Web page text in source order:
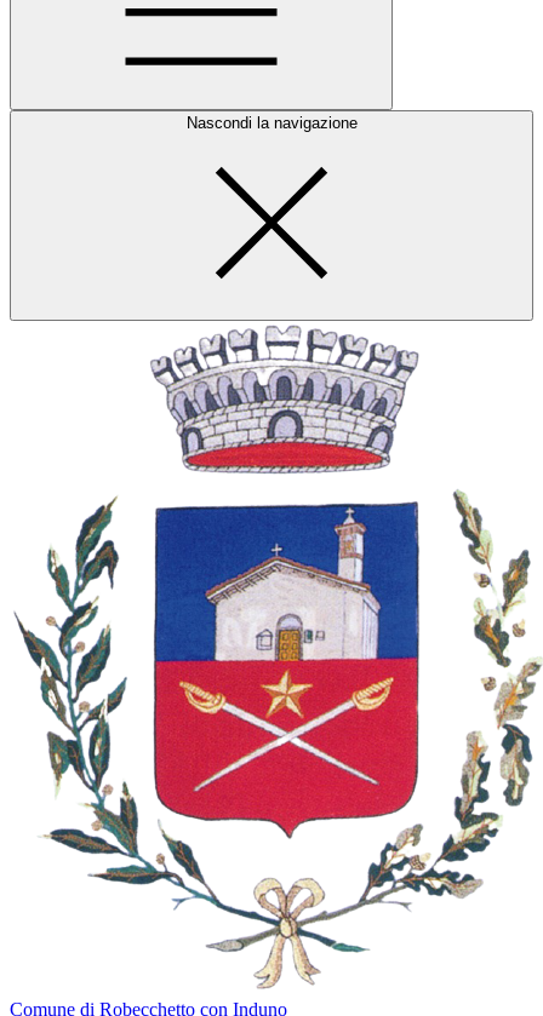
Nascondi la navigazione
Comune di Robecchetto con Induno